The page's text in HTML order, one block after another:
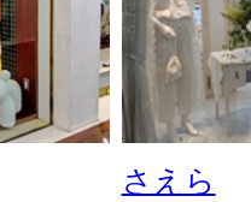
052-218-2090